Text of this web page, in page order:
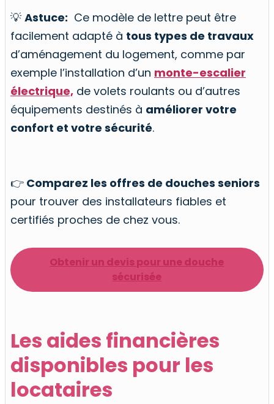
💡 Astuce: Ce modèle de lettre peut être
facilement adapté à tous types de travaux
d’aménagement du logement, comme par
exemple l’installation d’un monte-escalier
électrique, de volets roulants ou d’autres
équipements destinés à améliorer votre
confort et votre sécurité.
👉 Comparez les offres de douches seniors
pour trouver des installateurs fiables et
certifiés proches de chez vous.
Obtenir un devis pour une douche
sécurisée
Les aides financières
disponibles pour les
locataires